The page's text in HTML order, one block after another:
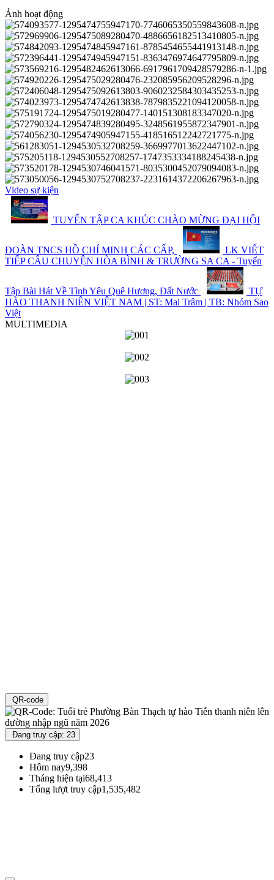
Ảnh hoạt động
Video sự kiện
TUYỂN TẬP CA KHÚC CHÀO MỪNG ĐẠI HỘI
ĐOÀN TNCS HỒ CHÍ MINH CÁC CẤP,
LK VIẾT
TIẾP CÂU CHUYỆN HÒA BÌNH & TRƯỜNG SA CA - Tuyển
Tập Bài Hát Về Tình Yêu Quê Hương, Đất Nước
TỰ
HÀO THANH NIÊN VIỆT NAM | ST: Mai Trâm | TB: Nhóm Sao
Việt
MULTIMEDIA
QR-code
Đang truy cập: 23
Đang truy cập23
Hôm nay9,398
Tháng hiện tại68,413
Tổng lượt truy cập1,535,482